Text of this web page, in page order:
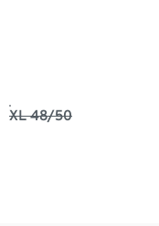
XL 48/50